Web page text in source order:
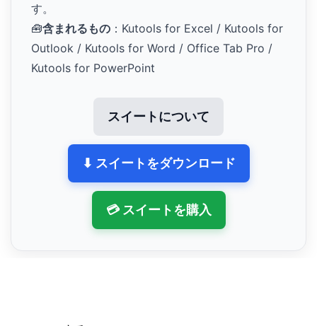
す。
🧰含まれるもの ：Kutools for Excel / Kutools for
Outlook / Kutools for Word / Office Tab Pro /
Kutools for PowerPoint
スイートについて
⬇ スイートをダウンロード
💳 スイートを購入